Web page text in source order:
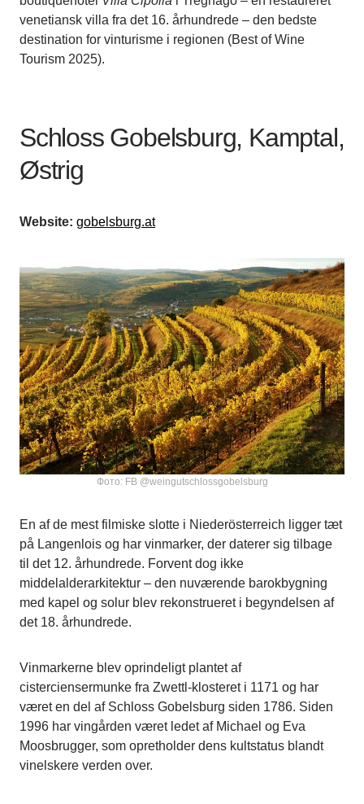
venetiansk villa fra det 16. århundrede – den bedste
destination for vinturisme i regionen (Best of Wine
Tourism 2025).
Schloss Gobelsburg, Kamptal,
Østrig
Website: gobelsburg.at
Фото: FB @weingutschlossgobelsburg
En af de mest filmiske slotte i Niederösterreich ligger tæt
på Langenlois og har vinmarker, der daterer sig tilbage
til det 12. århundrede. Forvent dog ikke
middelalderarkitektur – den nuværende barokbygning
med kapel og solur blev rekonstrueret i begyndelsen af
det 18. århundrede.
Vinmarkerne blev oprindeligt plantet af
cisterciensermunke fra Zwettl-klosteret i 1171 og har
været en del af Schloss Gobelsburg siden 1786. Siden
1996 har vingården været ledet af Michael og Eva
Moosbrugger, som opretholder dens kultstatus blandt
vinelskere verden over.